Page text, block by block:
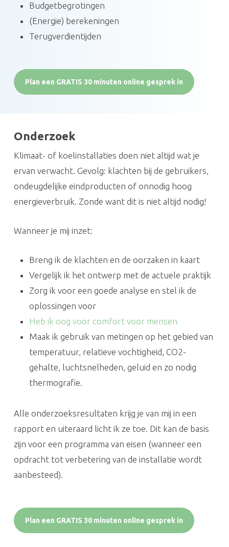
Budgetbegrotingen
(Energie) berekeningen
Terugverdientijden
Plan een GRATIS 30 minuten online gesprek in
Onderzoek
Klimaat- of koelinstallaties doen niet altijd wat je
ervan verwacht. Gevolg: klachten bij de gebruikers,
ondeugdelijke eindproducten of onnodig hoog
energieverbruik. Zonde want dit is niet altijd nodig!
Wanneer je mij inzet:
Breng ik de klachten en de oorzaken in kaart
Vergelijk ik het ontwerp met de actuele praktijk
Zorg ik voor een goede analyse en stel ik de
oplossingen voor
Heb ik oog voor comfort voor mensen
Maak ik gebruik van metingen op het gebied van
temperatuur, relatieve vochtigheid, CO2-
gehalte, luchtsnelheden, geluid en zo nodig
thermografie.
Alle onderzoeksresultaten krijg je van mij in een
rapport en uiteraard licht ik ze toe. Dit kan de basis
zijn voor een programma van eisen (wanneer een
opdracht tot verbetering van de installatie wordt
aanbesteed).
Plan een GRATIS 30 minuten online gesprek in